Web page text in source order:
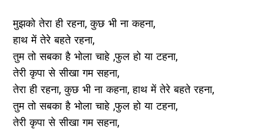
मुझको तेरा ही रहना, कुछ भी ना कहना,
हाथ में तेरे बहते रहना,
तुम तो सबका है भोला चाहे ,फुल हो या टहना,
तेरी कृपा से सीखा गम सहना,
तेरा ही रहना, कुछ भी ना कहना, हाथ में तेरे बहते रहना,
तुम तो सबका है भोला चाहे ,फुल हो या टहना,
तेरी कृपा से सीखा गम सहना,